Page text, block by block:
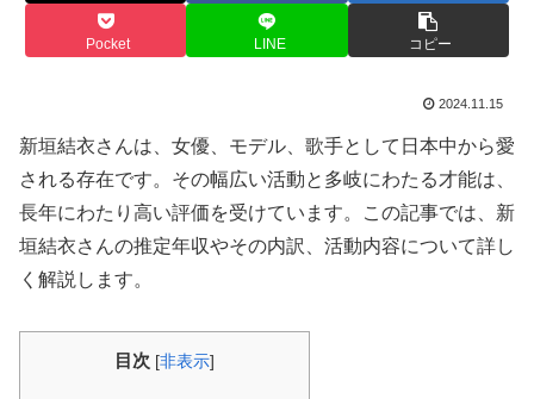
Pocket LINE コピー
2024.11.15
新垣結衣さんは、女優、モデル、歌手として日本中から愛
される存在です。その幅広い活動と多岐にわたる才能は、
長年にわたり高い評価を受けています。この記事では、新
垣結衣さんの推定年収やその内訳、活動内容について詳し
く解説します。
目次 [非表示]